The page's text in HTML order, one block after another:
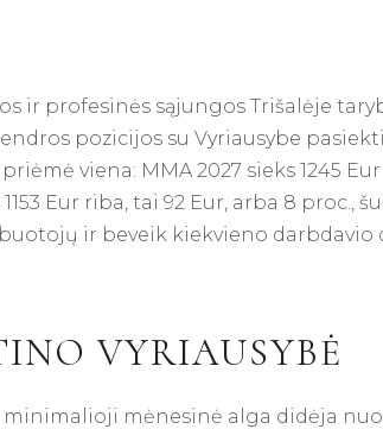
ir profesinės sąjungos Trišalėje
pozicijos su Vyriausybe
viena: MMA 2027 sieks 1245
Eur riba, tai 92 Eur, arba 8 proc.,
ir beveik kiekvieno
VYRIAUSYBĖ
minimalioji mėnesinė alga didėja nuo